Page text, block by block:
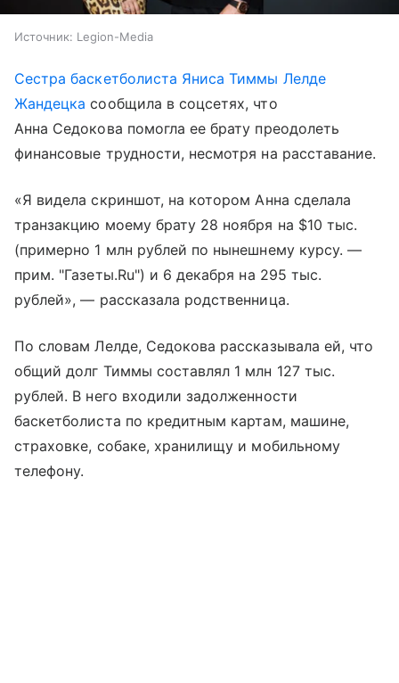
Источник: Legion-Media
Сестра баскетболиста Яниса Тиммы Лелде
Жандецка сообщила в соцсетях, что
Анна Седокова помогла ее брату преодолеть
финансовые трудности, несмотря на расставание.
«Я видела скриншот, на котором Анна сделала
транзакцию моему брату 28 ноября на $10 тыс.
(примерно 1 млн рублей по нынешнему курсу. —
прим. "Газеты.Ru") и 6 декабря на 295 тыс.
рублей», — рассказала родственница.
По словам Лелде, Седокова рассказывала ей, что
общий долг Тиммы составлял 1 млн 127 тыс.
рублей. В него входили задолженности
баскетболиста по кредитным картам, машине,
страховке, собаке, хранилищу и мобильному
телефону.